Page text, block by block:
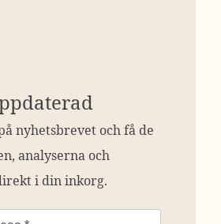
nyhetsbrevet och få de
analyserna och
i din inkorg.